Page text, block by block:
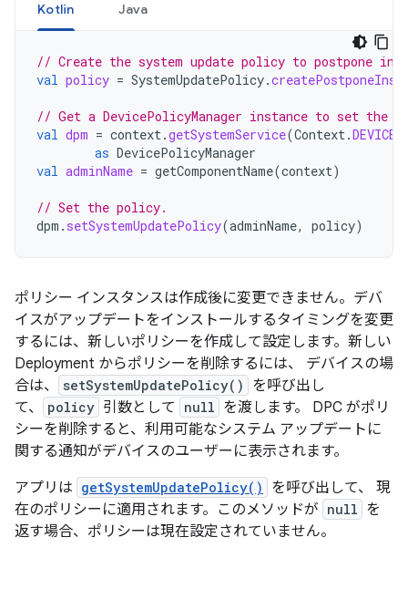
Kotlin Java
// Create the system update policy to postpone
val policy = SystemUpdatePolicy.
// Get a DevicePolicyManager instance to set the
val dpm = context.getSystemService(Context.
as DevicePolicyManager
val adminName = getComponentName(context)
// Set the policy.
dpm . setSystemUpdatePolicy(adminName, policy)
ポリシー インスタンスは作成後に変更できません。デバ
イスがアップデートをインストールするタイミングを変更
するには、新しいポリシーを作成して設定します。新しい
Deployment からポリシーを削除するには、 デバイスの場
合は、
setSystemUpdatePolicy()
を呼び出し
て、
policy 引数として null を渡します。 DPC がポリ
シーを削除すると、利用可能なシステム アップデートに
関する通知がデバイスのユーザーに表示されます。
アプリは getSystemUpdatePolicy()
を呼び出して、 現
在のポリシーに適用されます。このメソッドが null を
返す場合、ポリシーは現在設定されていません。